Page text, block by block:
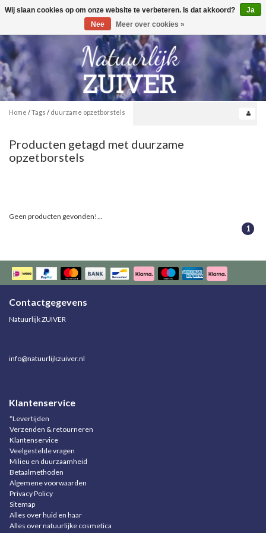
Toggle
0
Home /Tags / duurzame opzetborstels
Producten getagd met duurzame
opzetborstels
Geen producten gevonden!...
1
Contactgegevens
Natuurlijk ZUIVER
info@natuurlijkzuiver.nl
Klantenservice
*Levertijden
Verzenden & retourneren
Klantenservice
Veelgestelde vragen
Milieu en duurzaamheid
Betaalmethoden
Algemene voorwaarden
Privacy Policy
Sitemap
Alles over huid en haar
Alles over natuurlijke cosmetica
Wij slaan cookies op om onze website te verbeteren. Is dat akkoord?
Ja
Nee
Meer over cookies »